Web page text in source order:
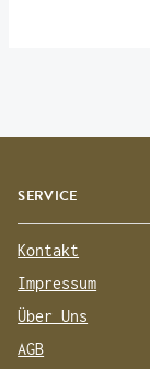
SERVICE
Kontakt
Impressum
Über Uns
AGB